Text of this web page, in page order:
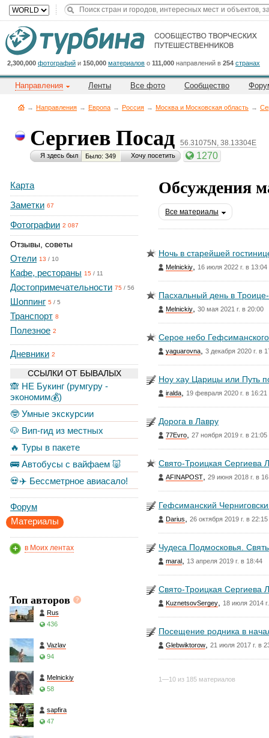
2,300,000 фотографий и 150,000 материалов о 111,000 направлений в 254 странах
Направления Ленты Все фото Сообщество
→ Направления → Европа → Россия → Москва и Московская область →
Сергиев Посад 56.31075N, 38.13304E
Я здесь был Было: 349 Хочу посетить 1270
Карта
Заметки 67
Фотографии 2 087
Отзывы, советы
Отели 13 / 10
Кафе, рестораны 15 / 11
Достопримечательности 75 / 56
Шоппинг 5 / 5
Транспорт 8
Полезное 2
Дневники 2
ССЫЛКИ ОТ БЫВАЛЫХ
🙈 НЕ Букинг (румгуру -
экономим💰)
🤓 Умные экскурсии
🐶 Вип-гид из местных
🔥 Туры в пакете
🚌 Автобусы с вайфаем 🐷
💀✈️ Бессметрное авиасало!
Форум
Материалы
в Моих лентах
Топ авторов
Rus
436
Vazlav
94
Melnickiy
58
sapfira
47
Обсуждения
Все материалы
Ночь в старейшей
Melnickiy 16 июля 2022 г. в 13:04
Пасхальный день в
Melnickiy 30 мая 2021 г. в 20:00
Серое небо Гефсиманского
yaguarovna 3 декабря 2020 г. в
Ноу хау Царицы или Путь
iralda 19 февраля 2020 г. в 16:21
Дорога в Лавру
77Evro 27 ноября 2019 г. в 21:05
Свято-Троицкая Сергиева
AFINAPOST 29 июня 2018 г. в
Гефсиманский
Darius 26 октября 2019 г. в 22:15
Чудеса Подмосковья.
maral 13 апреля 2019 г. в 18:44
Свято-Троицкая Сергиева
KuznetsovSergey 18 июля 2014
Посещение родника в
Glebwiktorow 21 июля 2017 г. в
1—10 из 185 материалов
Cейчас
на
сайте:
Title
Button